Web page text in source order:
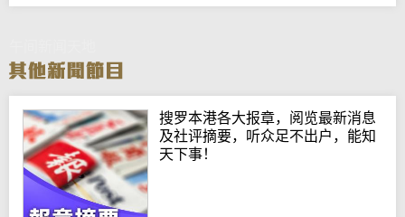
搜罗本港各大报章，阅览最新消息
及社评摘要，听众足不出户，能知
天下事！